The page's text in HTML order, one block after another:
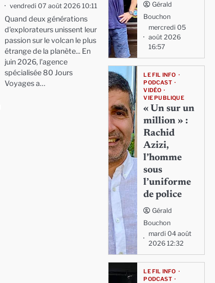
vendredi 07 août 2026 10:11
Quand deux générations
d'explorateurs unissent leur
passion sur le volcan le plus
étrange de la planète... En
juin 2026, l'agence
spécialisée 80 Jours
Voyages a…
Gérald
Bouchon
mercredi 05
août 2026
16:57
LE FIL INFO
PODCAST
VIDÉO
VIE PUBLIQUE
« Un sur un
million » :
Rachid
Azizi,
l’homme
sous
l’uniforme
de police
Gérald
Bouchon
mardi 04 août
2026 12:32
LE FIL INFO
PODCAST